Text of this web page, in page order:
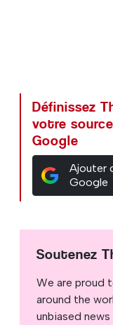
Définissez
votre
Google
Ajouter
Google
Soutenez
We are proud
around the
unbiased